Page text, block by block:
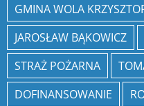
GMINA WOLA
JAROSŁAW BĄKOWICZ
STRAŻ POŻARNA
DOFINANSOWANIE